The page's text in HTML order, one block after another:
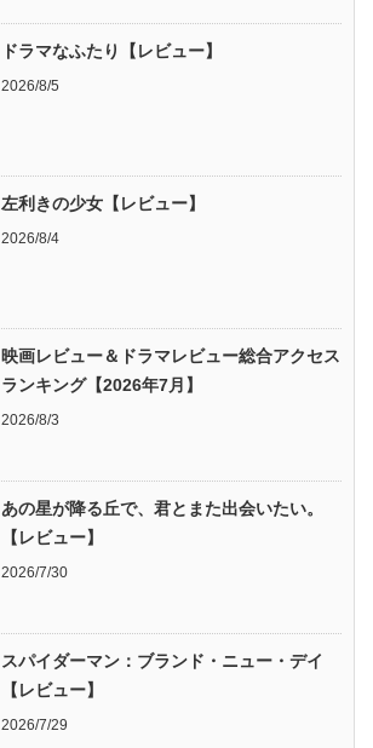
ドラマなふたり【レビュー】
2026/8/5
左利きの少女【レビュー】
2026/8/4
映画レビュー＆ドラマレビュー総合アクセス
ランキング【2026年7月】
2026/8/3
あの星が降る丘で、君とまた出会いたい。
【レビュー】
2026/7/30
スパイダーマン：ブランド・ニュー・デイ
【レビュー】
2026/7/29